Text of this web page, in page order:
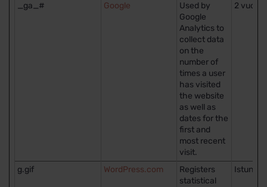
_ga_# Google
Used by
Google
Analytics to
collect data
on the
number of
times a user
has visited
the website
as well as
dates for the
first and
most recent
visit.
2 vuotta
g.gif WordPress.com
Registers
statistical
Istunto